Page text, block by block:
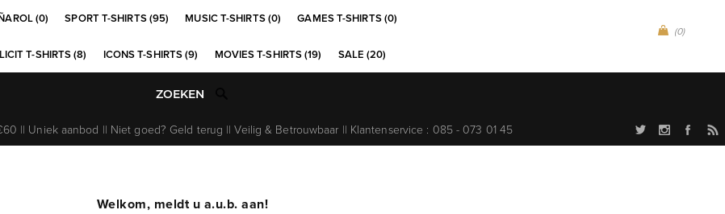
(0)
(0) SPORT T-SHIRTS (95) MUSIC T-SHIRTS (0) GAMES T-SHIRTS (0)
T-SHIRTS (8) ICONS T-SHIRTS (9) MOVIES T-SHIRTS (19) SALE (20)
|| Uniek aanbod || Niet goed? Geld terug || Veilig & Betrouwbaar || Klantenservice : 085 - 073 01 45
Welkom, meldt u a.u.b. aan!